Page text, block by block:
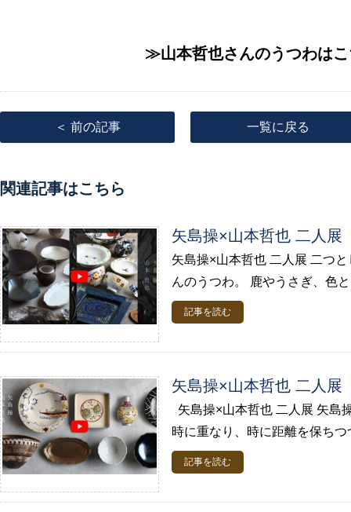
≫山本哲也さんのうつわは
＜ 前の記事 一覧に戻る
関連記事はこちら
矢島操×山本哲也 二人展
矢島操×山本哲也 二人展 二つ
んのうつわ。 鹿やうさぎ、色
記事を読む
矢島操×山本哲也 二人展
矢島操×山本哲也 二人展 矢島
時に重なり、時に距離を保ち
記事を読む